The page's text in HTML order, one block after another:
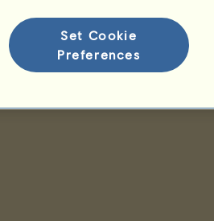
Set Cookie
Preferences